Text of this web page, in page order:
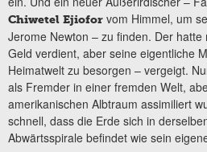
Chiwetel Ejiofor vom Himmel, um
Jerome Newton – zu finden. Der
Geld verdient, aber seine eigentliche
Heimatwelt zu besorgen – vergeigt.
als Fremder in einer fremden Welt,
amerikanischen Albtraum assimiliert
schnell, dass die Erde sich in
Abwärtsspirale befindet wie sein